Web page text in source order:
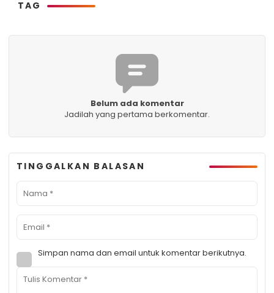
TAG
Belum ada komentar
Jadilah yang pertama berkomentar.
TINGGALKAN BALASAN
Simpan nama dan email untuk komentar berikutnya.